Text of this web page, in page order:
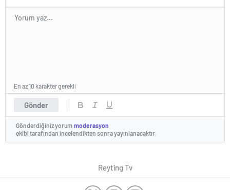
Gönder
En az 10 karakter gerekli
Gönderdiğiniz yorum moderasyon
ekibi tarafından incelendikten sonra yayınlanacaktır.
Reyting Tv